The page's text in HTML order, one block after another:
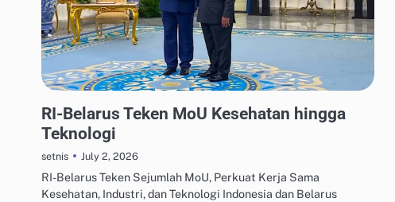
RI-Belarus Teken MoU Kesehatan hingga
Teknologi
setnis July 2, 2026
RI-Belarus Teken Sejumlah MoU, Perkuat Kerja Sama
Kesehatan, Industri, dan Teknologi Indonesia dan Belarus